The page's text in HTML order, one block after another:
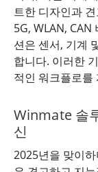
트한 디자인과
5G, WLAN, CAN
션은 센서, 기계
합니다. 이러한
적인 워크플로를
Winmate 솔
신
2025년을 맞이